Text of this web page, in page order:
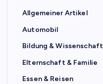
Allgemeiner Artikel
Automobil
Bildung & Wissenschaft
Elternschaft & Familie
Essen & Reisen